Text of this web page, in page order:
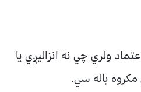
ولري چي نه انزاليږي يا
باله سي.